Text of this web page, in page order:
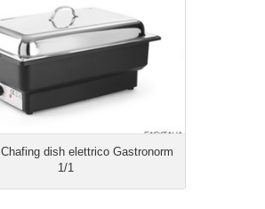
Chafing dish elettrico Gastronorm
1/1